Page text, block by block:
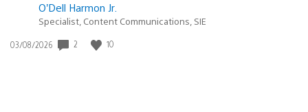
O’Dell Harmon Jr.
Specialist, Content Communications, SIE
Date
03/08/2026 2 10